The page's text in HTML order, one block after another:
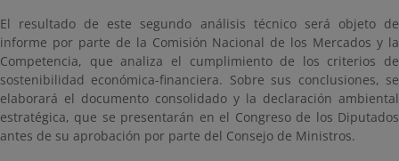
El resultado de este segundo análisis técnico será objeto de
informe por parte de la Comisión Nacional de los Mercados y la
Competencia, que analiza el cumplimiento de los criterios de
sostenibilidad económica-financiera. Sobre sus conclusiones, se
elaborará el documento consolidado y la declaración ambiental
estratégica, que se presentarán en el Congreso de los Diputados
antes de su aprobación por parte del Consejo de Ministros.